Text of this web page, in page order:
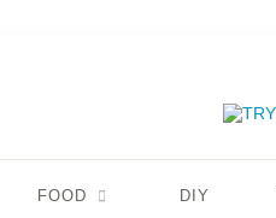
FOOD DIY